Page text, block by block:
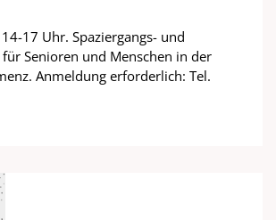
17 Uhr. Spaziergangs- und
Senioren und Menschen in der
Anmeldung erforderlich: Tel.